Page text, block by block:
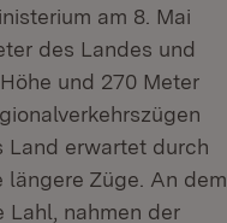
am 8. Mai
des Landes und
und 270 Meter
Land erwartet durch
Züge. An dem
Lahl, nahmen der